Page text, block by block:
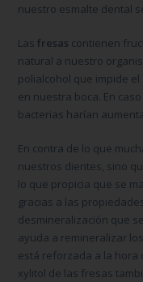
nuestro esmalte dental
Lasfresas contienen
natural a nuestro
polialcohol que impide
en nuestra boca. En
bacterias harían
En contra de lo que
nuestros dientes, sino
lo que propicia que se
gracias a las
desmineralización que
ayuda a remineralizar
está reforzada a la hora
xylitol de las fresas